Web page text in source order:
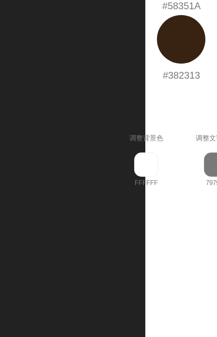
#58351A
#382313
调整背景色 调整